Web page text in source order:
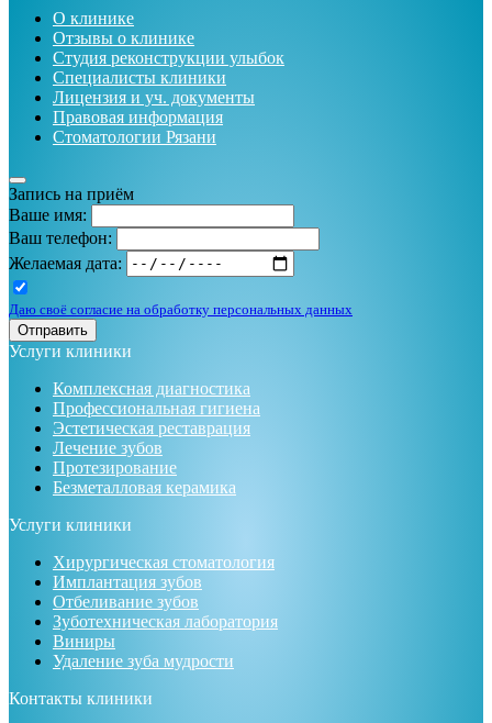
О клинике
Отзывы о клинике
Студия реконструкции улыбок
Специалисты клиники
Лицензия и уч. документы
Правовая информация
Стоматологии Рязани
Запись на приём
Ваше имя:
Ваш телефон:
Желаемая дата:
Даю своё согласие на обработку персональных данных
Отправить
Услуги клиники
Комплексная диагностика
Профессиональная гигиена
Эстетическая реставрация
Лечение зубов
Протезирование
Безметалловая керамика
Услуги клиники
Хирургическая стоматология
Имплантация зубов
Отбеливание зубов
Зуботехническая лаборатория
Виниры
Удаление зуба мудрости
Контакты клиники